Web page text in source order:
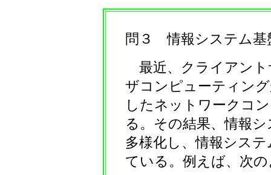
問３ 情報システム基
最近、クライアント
ザコンピューティン
したネットワークコ
る。その結果、情報
多様化し、情報シス
ている。例えば、次